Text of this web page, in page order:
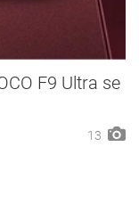
F9 Ultra se
13